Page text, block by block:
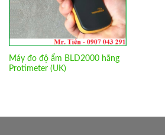
Máy đo độ ẩm BLD2000 hãng
Protimeter (UK)